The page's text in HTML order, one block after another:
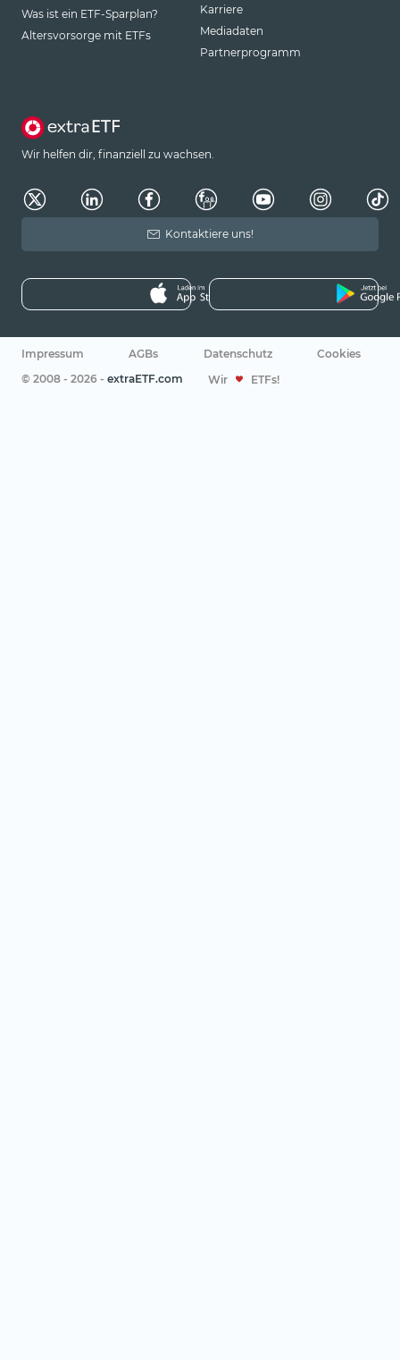
Was ist ein ETF-Sparplan?
Altersvorsorge mit ETFs
Karriere
Mediadaten
Partnerprogramm
Wir helfen dir, finanziell zu wachsen.
Kontaktiere uns!
Impressum AGBs Datenschutz
Cookies
© 2008 - 2026 - extraETF.com Wir ETFs!